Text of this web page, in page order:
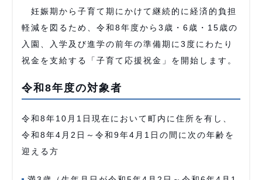
妊娠期から子育て期にかけて継続的に経済的負担
軽減を図るため、令和8年度から3歳・6歳・15歳の
入園、入学及び進学の前年の準備期に3度にわたり
祝金を支給する「子育て応援祝金」を開始します。
令和8年度の対象者
令和8年10月1日現在において町内に住所を有し、
令和8年4月2日～令和9年4月1日の間に次の年齢を
迎える方